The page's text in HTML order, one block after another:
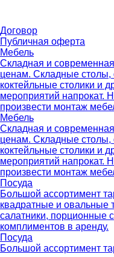
Договор
Публичная оферта
Мебель
Складная и
ценам. Складные столы,
коктейльные столики и
мероприятий напрокат.
произвести монтаж
Мебель
Складная и
ценам. Складные столы,
коктейльные столики и
мероприятий напрокат.
произвести монтаж
Посуда
Большой ассортимент
квадратные и овальные
салатники, порционные
комплиментов в аренду.
Посуда
Большой ассортимент